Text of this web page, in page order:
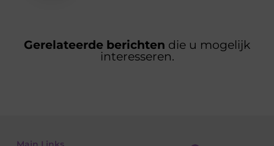
Gerelateerde berichten die u mogelijk
interesseren.